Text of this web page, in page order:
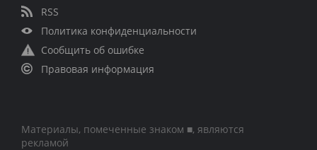
RSS
Политика конфиденциальности
Сообщить об ошибке
Правовая информация
Материалы, помеченные знаком ■, являются
рекламой